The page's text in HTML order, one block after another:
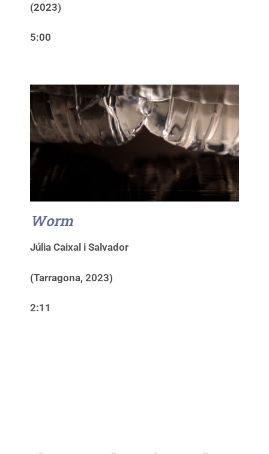
(2023)
5:00
Worm
Júlia Caixal i Salvador
(Tarragona, 2023)
2:11